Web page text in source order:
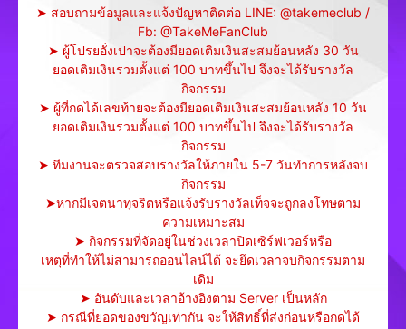
➤ สอบถามข้อมูลและแจ้งปัญหาติดต่อ LINE: @takemeclub /
Fb: @TakeMeFanClub
➤ ผู้โปรยอั่งเปาจะต้องมียอดเติมเงินสะสมย้อนหลัง 30 วัน
ยอดเติมเงินรวมตั้งแต่ 100 บาทขึ้นไป จึงจะได้รับรางวัล
กิจกรรม
➤ ผู้ที่กดได้เลขท้ายจะต้องมียอดเติมเงินสะสมย้อนหลัง 10 วัน
ยอดเติมเงินรวมตั้งแต่ 100 บาทขึ้นไป จึงจะได้รับรางวัล
กิจกรรม
➤ ทีมงานจะตรวจสอบรางวัลให้ภายใน 5-7 วันทำการหลังจบ
กิจกรรม
➤หากมีเจตนาทุจริตหรือแจ้งรับรางวัลเท็จจะถูกลงโทษตาม
ความเหมาะสม
➤ กิจกรรมที่จัดอยู่ในช่วงเวลาปิดเซิร์ฟเวอร์หรือ
เหตุที่ทำให้ไม่สามารถออนไลน์ได้ จะยึดเวลาจบกิจกรรมตาม
เดิม
➤ อันดับและเวลาอ้างอิงตาม Server เป็นหลัก
➤ กรณีที่ยอดของขวัญเท่ากัน จะให้สิทธิ์ที่ส่งก่อนหรือกดได้